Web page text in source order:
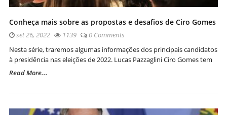
Conheça mais sobre as propostas e desafios de Ciro Gomes
set 26, 2022 1139
0 Comments
Nesta série, traremos algumas informações dos principais candidatos
à presidência nas eleições de 2022. Lucas Pazzaglini Ciro Gomes tem
Read More...